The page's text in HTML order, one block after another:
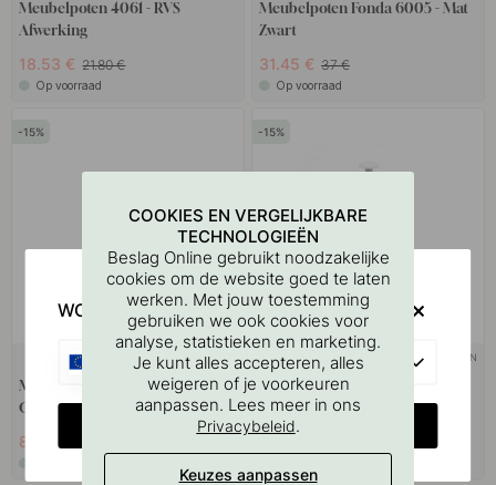
Meubelpoten 4061 - RVS
Afwerking
18.53 € 21.80 €
Op voorraad
Meubelpoten Fonda 6005 - Mat
Zwart
31.45 € 37 €
Op voorraad
15
+ MATEN
Meubelpoten 201 - 25X25 -
Chroom
8.84 €
15
+ MATEN
Steunpoot 180 - Chroom (1-
Pack)
COOKIES EN VERGELIJKBARE
TECHNOLOGIEËN
Beslag Online gebruikt noodzakelijke
cookies om de website goed te laten
werken. Met jouw toestemming
gebruiken we ook cookies voor
analyse, statistieken en marketing.
Je kunt alles accepteren, alles
weigeren of je voorkeuren
aanpassen. Lees meer in ons
Privacybeleid.
Keuzes aanpassen
WOULD YOU RATHER VISIT?
CHANGE COUNTRY